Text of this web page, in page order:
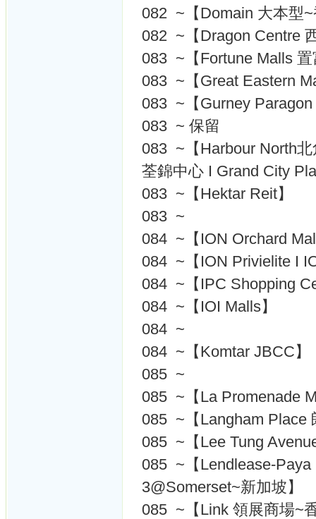
082 ~【Domain 大本型
082 ~【Dragon Centre
083 ~【Fortune Malls
083 ~【Great Eastern
083 ~【Gurney
083 ~ 保留
083 ~【Harbour North
荃錦中心 I Grand City
083 ~【Hektar Reit】
083 ~
084 ~【ION Orchard
084 ~【ION Privielite I
084 ~【IPC Shopping
084 ~【IOI Malls】
084 ~
084 ~【Komtar JBCC】
085 ~
085 ~【La Promenade
085 ~【Langham Place
085 ~【Lee Tung
085 ~【Lendlease-
3@Somerset~新加坡】
085 ~【Link 領展商場~